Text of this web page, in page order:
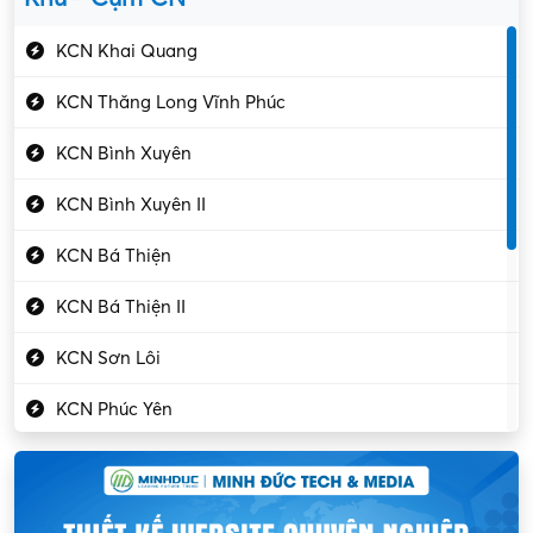
Kỹ sư điện
Kỹ thuật cao
Kỹ thuật mạng – IT
Làm bán thời gian
Lao động phổ thông
Lập trình – Phát triển
Luật – Công chứng
Marketing – PR
Mỹ phẩm – Trang sức
KCN Khai Quang
KCN Thăng Long Vĩnh Phúc
KCN Bình Xuyên
KCN Bình Xuyên II
KCN Bá Thiện
KCN Bá Thiện II
KCN Sơn Lôi
KCN Phúc Yên
KCN Chấn Hưng